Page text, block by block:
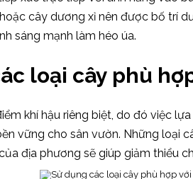
cây dương xỉ nên được bố trí
sáng mạnh làm héo úa.
loại cây phù
khí hậu riêng biệt, do đó việc
vững cho sân vườn. Những loại
địa phương sẽ giúp giảm thiểu